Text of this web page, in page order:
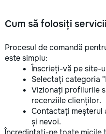
Cum să folosiți
Procesul de comandă
este simplu:
Înscrieți-vă pe site-
Selectați categoria
Vizionați profilurile
recenziile clienților.
Contactați meșterul
și nevoi.